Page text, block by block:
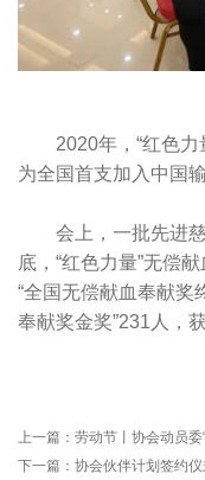
2020年，“红色
为全国首支加入中国
会上，一批先进
底，“红色力量”无偿
“全国无偿献血奉献奖
奉献奖金奖”231人，
上一篇： 劳动节丨协会动员
下一篇： 协会伙伴计划签约